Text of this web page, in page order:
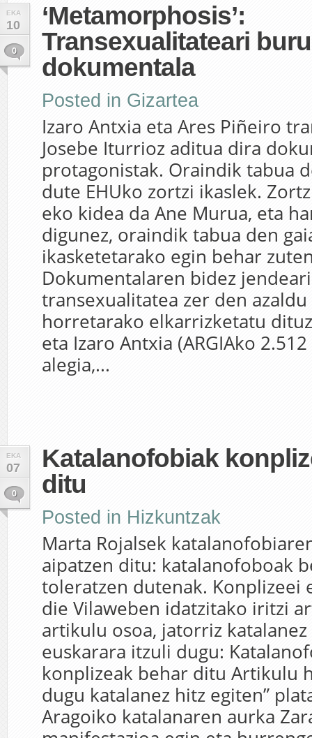
EKA
10
0
‘Metamorphosis’:
Transexualitateari
dokumentala
Posted in Gizartea
Izaro Antxia eta Ares Piñeiro
Josebe Iturrioz aditua dira
protagonistak. Oraindik tabua
dute EHUko zortzi ikaslek.
eko kidea da Ane Murua, eta
digunez, oraindik tabua den
ikasketetarako egin behar
Dokumentalaren bidez jendeari
transexualitatea zer den
horretarako elkarrizketatu
eta Izaro Antxia (ARGIAko
alegia,...
EKA
07
0
Katalanofobiak
ditu
Posted in Hizkuntzak
Marta Rojalsek
aipatzen ditu: katalanofoboak
toleratzen dutenak. Konplizeei
die Vilaweben idatzitako iritzi
artikulu osoa, jatorriz katalanez
euskarara itzuli dugu:
konplizeak behar ditu Artikulu
dugu katalanez hitz egiten”
Aragoiko katalanaren aurka